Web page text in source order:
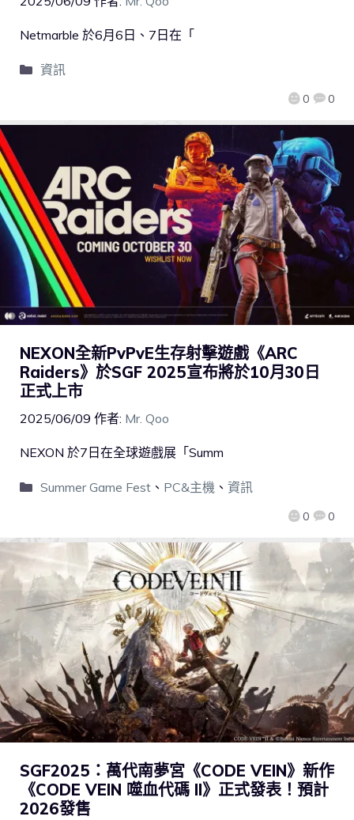
0 0
Netmarble 於6月6日、7日在「
資訊
NEXON全新PvPvE生存射擊遊戲《ARC
Raiders》於SGF 2025宣布將於10月30日
正式上市
2025/06/09 作者: Mr. Qoo
0 0
NEXON 於7日在全球遊戲展「Summ
Summer Game Fest、 PC&主機 、 資訊
SGF2025：萬代南夢宮《CODE VEIN》新作
《CODE VEIN 噬血代碼 II》正式發表！預計
2026發售